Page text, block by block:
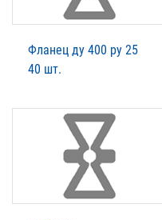
Фланец ду 400 ру 25
40 шт.